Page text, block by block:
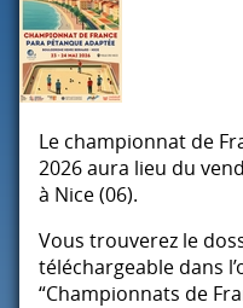
Le championnat de
2026 aura lieu du
à Nice (06).
Vous trouverez le
téléchargeable dans
“Championnats de